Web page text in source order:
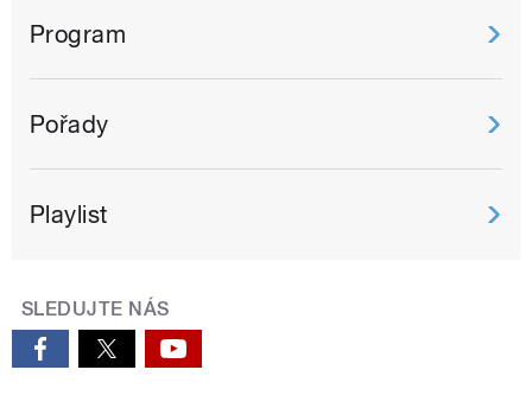
Program
Pořady
Playlist
SLEDUJTE NÁS